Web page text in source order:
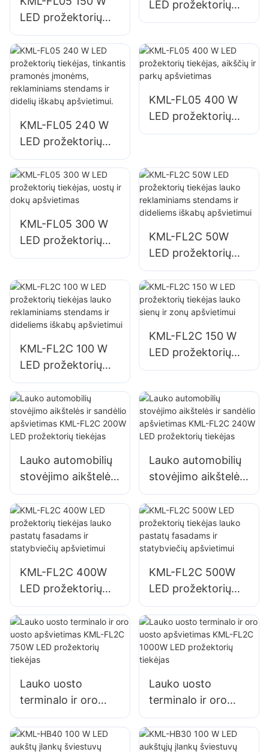
LED prožektorių
tiekėjas automobilių
stovėjimo aikštelių
ir sandėliavimo
zonų apšvietimui
LED prožektorių
tiekėjas, avarinių ir
likvidavimo vietų
apšvietimas
KML-FL05 240 W
LED prožektorių
tiekėjas, tinkantis
pramonės
įmonėms,
reklaminiams
stendams ir didelių
iškabų apšvietimui.
KML-FL05 400 W
LED prožektorių
tiekėjas, aikščių ir
KML-FL05 300 W
LED prožektorių
tiekėjas, uostų ir
KML-FL2C 50W
LED prožektorių
tiekėjas lauko
reklaminiams
stendams ir
dideliems iškabų
apšvietimui
KML-FL2C 100 W
LED prožektorių
tiekėjas lauko
reklaminiams
stendams ir
dideliems iškabų
KML-FL2C 150 W
LED prožektorių
tiekėjas lauko sienų
Lauko automobilių
stovėjimo aikštelės
ir sandėlio
apšvietimas KML-
FL2C 200W LED
prožektorių tiekėjas
Lauko automobilių
stovėjimo aikštelės
ir sandėlio
apšvietimas KML-
FL2C 240W LED
prožektorių tiekėjas
KML-FL2C 400W
LED prožektorių
tiekėjas lauko
pastatų fasadams ir
statybviečių
apšvietimui
KML-FL2C 500W
LED prožektorių
tiekėjas lauko
pastatų fasadams ir
statybviečių
apšvietimui
Lauko uosto
terminalo ir oro
uosto apšvietimas
KML-FL2C 750W
LED prožektorių
Lauko uosto
terminalo ir oro
uosto apšvietimas
KML-FL2C 1000W
LED prožektorių